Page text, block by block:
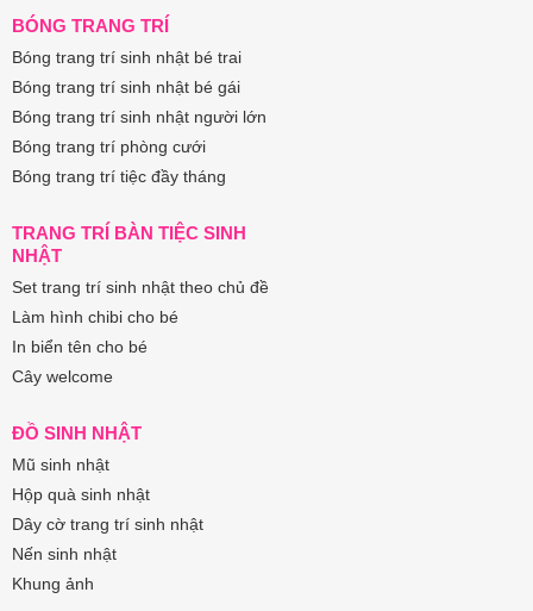
BÓNG TRANG TRÍ
Bóng trang trí sinh nhật bé trai
Bóng trang trí sinh nhật bé gái
Bóng trang trí sinh nhật người lớn
Bóng trang trí phòng cưới
Bóng trang trí tiệc đầy tháng
TRANG TRÍ BÀN TIỆC SINH
NHẬT
Set trang trí sinh nhật theo chủ đề
Làm hình chibi cho bé
In biển tên cho bé
Cây welcome
ĐỒ SINH NHẬT
Mũ sinh nhật
Hộp quà sinh nhật
Dây cờ trang trí sinh nhật
Nến sinh nhật
Khung ảnh